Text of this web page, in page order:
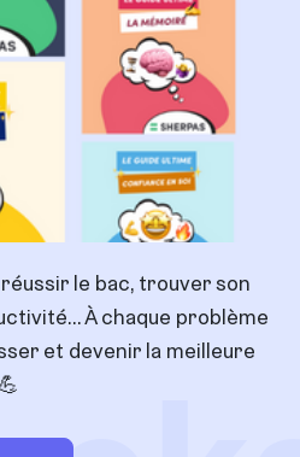
le bac, trouver son
À chaque problème
et devenir la meilleure